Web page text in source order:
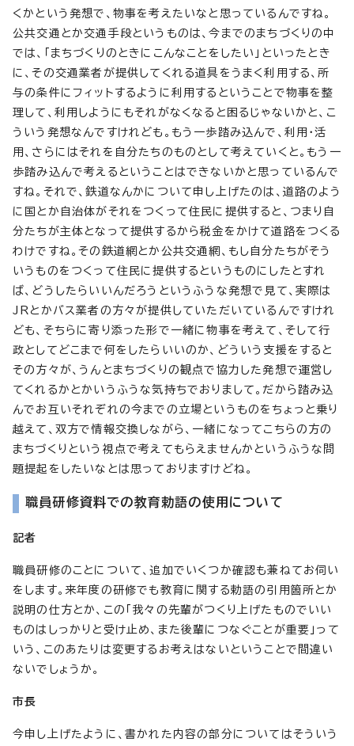
くかという発想で、物事を考えたいなと思っているんですね。
公共交通とか交通手段というものは、今までのまちづくりの中
では、「まちづくりのときにこんなことをしたい」といったとき
に、その交通業者が提供してくれる道具をうまく利用する、所
与の条件にフィットするように利用するということで物事を整
理して、利用しようにもそれがなくなると困るじゃないかと、こ
ういう発想なんですけれども。もう一歩踏み込んで、利用・活
用、さらにはそれを自分たちのものとして考えていくと。もう一
歩踏み込んで考えるということはできないかと思っているんで
すね。それで、鉄道なんかについて申し上げたのは、道路のよう
に国とか自治体がそれをつくって住民に提供すると、つまり自
分たちが主体となって提供するから税金をかけて道路をつくる
わけですね。その鉄道網とか公共交通網、もし自分たちがそう
いうものをつくって住民に提供するというものにしたとすれ
ば、どうしたらいいんだろうというふうな発想で見て、実際は
JRとかバス業者の方々が提供していただいているんですけれ
ども、そちらに寄り添った形で一緒に物事を考えて、そして行
政としてどこまで何をしたらいいのか、どういう支援をすると
その方々が、うんとまちづくりの観点で協力した発想で運営し
てくれるかとかいうふうな気持ちでおりまして。だから踏み込
んでお互いそれぞれの今までの立場というものをちょっと乗り
越えて、双方で情報交換しながら、一緒になってこちらの方の
まちづくりという視点で考えてもらえませんかというふうな問
題提起をしたいなとは思っておりますけどね。
職員研修資料での教育勅語の使用について
記者
職員研修のことについて、追加でいくつか確認も兼ねてお伺い
をします。来年度の研修でも教育に関する勅語の引用箇所とか
説明の仕方とか、この「我々の先輩がつくり上げたものでいい
ものはしっかりと受け止め、また後輩につなぐことが重要」って
いう、このあたりは変更するお考えはないということで間違い
ないでしょうか。
市長
今申し上げたように、書かれた内容の部分についてはそういう